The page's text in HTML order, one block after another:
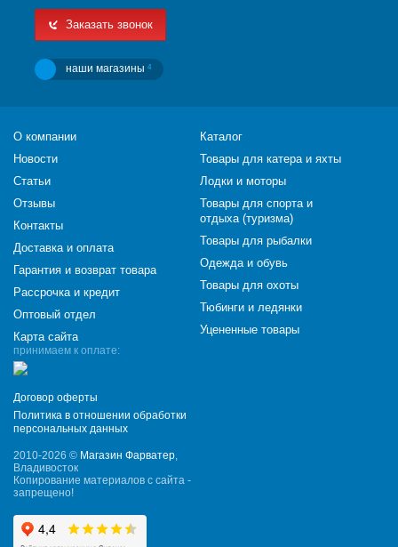
Заказать звонок
наши магазины 4
принимаем к оплате:
Договор оферты
Политика в отношении обработки
персональных данных
2010-2026 © Магазин Фарватер,
Владивосток
Копирование материалов с сайта -
запрещено!
О компании
Новости
Статьи
Отзывы
Контакты
Доставка и оплата
Гарантия и возврат товара
Рассрочка и кредит
Оптовый отдел
Карта сайта
Каталог
Товары для катера и яхты
Лодки и моторы
Товары для спорта и
отдыха (туризма)
Товары для рыбалки
Одежда и обувь
Товары для охоты
Тюбинги и ледянки
Уцененные товары